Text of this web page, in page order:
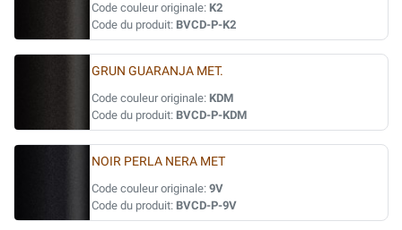
Code couleur originale: K2
Code du produit: BVCD-P-K2
GRUN GUARANJA MET.
Code couleur originale: KDM
Code du produit: BVCD-P-KDM
NOIR PERLA NERA MET
Code couleur originale: 9V
Code du produit: BVCD-P-9V